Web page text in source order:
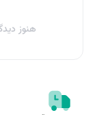
هنوز